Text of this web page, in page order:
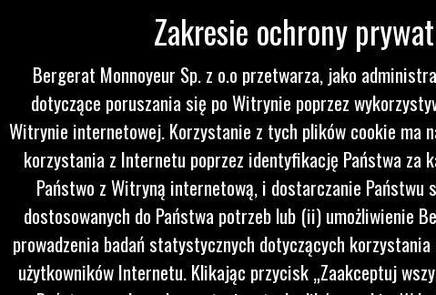
zaciskania, ciągnięcia,
podczas
Bergerat Monnoyeur Sp. z o.o przetwarza, jako
dotyczące poruszania się po Witrynie poprzez
Witrynie internetowej. Korzystanie z tych plików cookie ma
korzystania z Internetu poprzez identyfikację Państwa za
Państwo z Witryną internetową, i dostarczanie Państwu
dostosowanych do Państwa potrzeb lub (ii) umożliwienie
prowadzenia badań statystycznych dotyczących
użytkowników Internetu. Klikając przycisk „Zaakceptuj